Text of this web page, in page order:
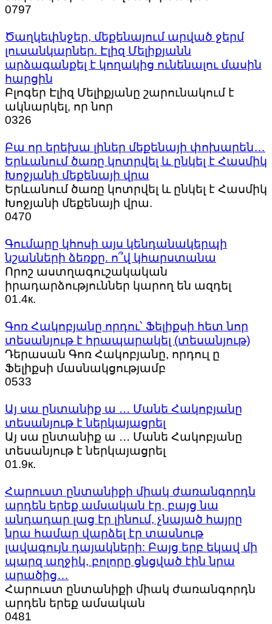
0797
Ծաղկեփնջեր, մեքենայում արված ջերմ
լուսանկարներ. Էլիզ Մելիքյանն
արձագանքել է կողակից ունենալու մասին
հարցին
Բլոգեր Էլիզ Մելիքյանը շարունակում է
ակնարկել, որ նոր
0326
Բա որ երեխա լիներ մեքենայի փոխարեն…
Երևանում ծառը կոտրվել և ընկել է Հասմիկ
Խոջյանի մեքենայի վրա
Երևանում ծառը կոտրվել և ընկել է Հասմիկ
Խոջյանի մեքենայի վրա.
0470
Գումարը կհոսի այս կենդանակերպի
նշանների ձեռքը. ո՞վ կհարստանա
Որոշ աստղագուշակական
իրադարձություններ կարող են ազդել
01.4к.
Գոռ Հակոբյանը որդու՝ Ֆելիքսի հետ նոր
տեսանյութ է հրապարակել (տեսանյութ)
Դերասան Գոռ Հակոբյանը, որդուլ ը
Ֆելիքսի մասնակցությամբ
0533
Այ սա ընտանիք ա ․․․ Մանե Հակոբյանը
տեսանյութ է ներկայացրել
Այ սա ընտանիք ա ․․․ Մանե Հակոբյանը
տեսանյութ է ներկայացրել
01.9к.
Հարուստ ընտանիքի միակ ժառանգորդն
արդեն երեք ամսական էր, բայց նա
անդադար լաց էր լինում, չնայած հայրը
նրա համար վարձել էր տասնութ
լավագույն դայակների: Բայց երբ եկավ մի
պարզ աղջիկ, բոլորը ցնցված էին նրա
արածից…
Հարուստ ընտանիքի միակ ժառանգորդն
արդեն երեք ամսական
0481